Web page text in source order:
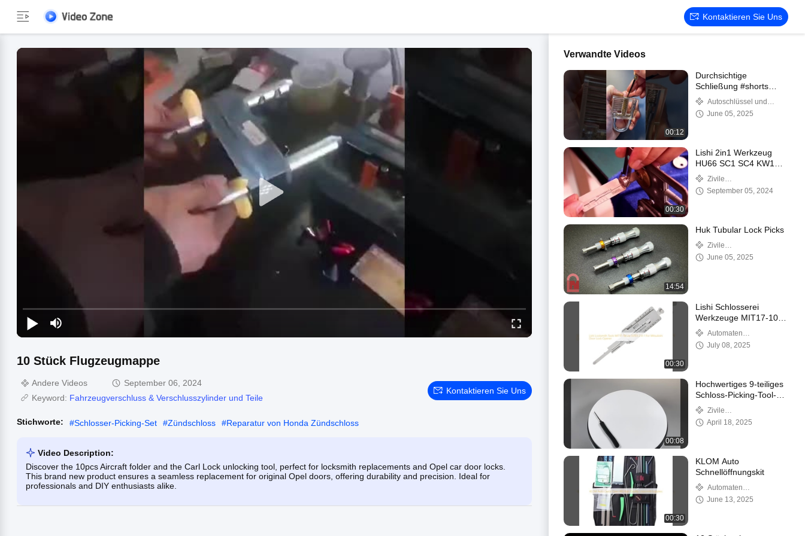
Kontaktieren Sie Uns
10 Stück Flugzeugmappe
Andere Videos
September 06, 2024
Keyword: Fahrzeugverschluss & Verschlusszylinder und Teile
Kontaktieren Sie Uns
Stichworte: #Schlosser-Picking-Set #Zündschloss #Reparatur von Honda Zündschloss
Video Description:
Discover the 10pcs Aircraft folder and the Carl Lock unlocking tool, perfect for locksmith replacements and Opel car door locks.
This brand new product ensures a seamless replacement for original Opel doors, offering durability and precision. Ideal for
professionals and DIY enthusiasts alike.
Verwandte Videos
00:12
Durchsichtige
Schließung #shorts
#schließung
Autoschlüssel und
Schlüsselschalen
June 05, 2025
00:30
Lishi 2in1 Werkzeug
HU66 SC1 SC4 KW1
R52 KW5 AM5 M1/MS2
B111 TE2 Lock Pick
Decoder
Zivile
Schlosserwerkzeuge
September 05, 2024
14:54
Huk Tubular Lock Picks
Zivile
Schlosserwerkzeuge
June 05, 2025
00:30
Lishi Schlosserei
Werkzeuge MIT17-10
Schnitte SS103 2 in 1
Für Mitsubishi
Türschlossöffner
Automaten
Schlosserwerkzeuge
July 08, 2025
00:08
Hochwertiges 9-teiliges
Schloss-Picking-Tool-
SetZivile
Schlosserwerkzeuge
April 18, 2025
00:30
KLOM Auto
Schnellöffnungskit
Automaten
Schlosserwerkzeuge
June 13, 2025